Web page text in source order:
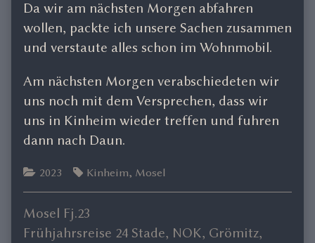
Da wir am nächsten Morgen abfahren
wollen, packte ich unsere Sachen zusammen
und verstaute alles schon im Wohnmobil.
Am nächsten Morgen verabschiedeten wir
uns noch mit dem Versprechen, dass wir
uns in Kinheim wieder treffen und fuhren
dann nach Daun.
Categories
2023 Tags
Kinheim, Mosel
Beitragsnavigation
Previous
post:
Mosel Fj.23
Next
Frühjahrsreise 24 Stade, NOK, Grömitz,